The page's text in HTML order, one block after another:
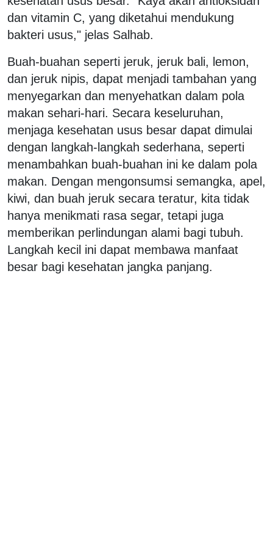
dan vitamin C, yang diketahui mendukung
bakteri usus," jelas Salhab.
Buah-buahan seperti jeruk, jeruk bali, lemon,
dan jeruk nipis, dapat menjadi tambahan yang
menyegarkan dan menyehatkan dalam pola
makan sehari-hari. Secara keseluruhan,
menjaga kesehatan usus besar dapat dimulai
dengan langkah-langkah sederhana, seperti
menambahkan buah-buahan ini ke dalam pola
makan. Dengan mengonsumsi semangka, apel,
kiwi, dan buah jeruk secara teratur, kita tidak
hanya menikmati rasa segar, tetapi juga
memberikan perlindungan alami bagi tubuh.
Langkah kecil ini dapat membawa manfaat
besar bagi kesehatan jangka panjang.